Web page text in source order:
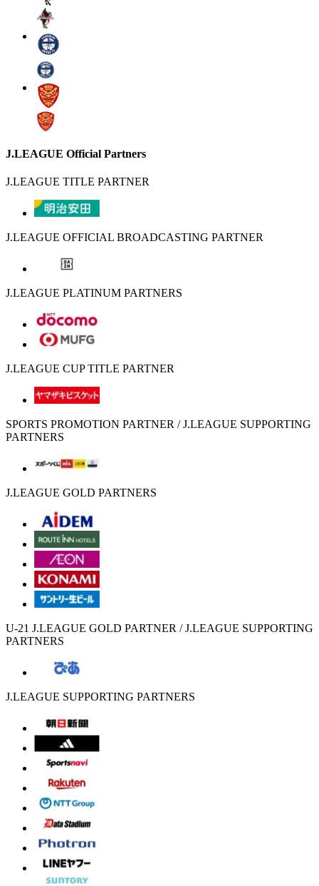
J.LEAGUE Official Partners
J.LEAGUE TITLE PARTNER
J.LEAGUE OFFICIAL BROADCASTING PARTNER
J.LEAGUE PLATINUM PARTNERS
J.LEAGUE CUP TITLE PARTNER
SPORTS PROMOTION PARTNER / J.LEAGUE SUPPORTING
PARTNERS
J.LEAGUE GOLD PARTNERS
U-21 J.LEAGUE GOLD PARTNER / J.LEAGUE SUPPORTING
PARTNERS
J.LEAGUE SUPPORTING PARTNERS